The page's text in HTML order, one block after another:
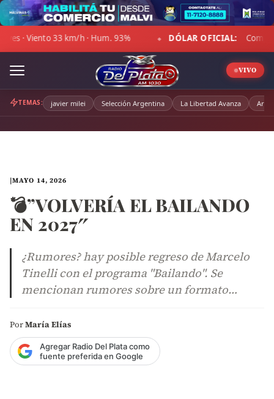
Skip
to
content
· Hum. 93% ◆ DÓLAR OFICIAL: Compra $1.467,00 · Venta
VIVO
TEMAS: javier milei Selección Argentina La Libertad Avanza
|MAYO 14, 2026
💣”VOLVERÍA EL BAILANDO
EN 2027″
¿Rumores? hay posible regreso de Marcelo
Tinelli con el programa "Bailando". Se
mencionan rumores sobre un formato…
PorMaría Elías
Agregar Radio Del Plata como
fuente preferida en Google